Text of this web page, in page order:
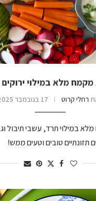
מלא במילוי ירוקים
רחלי קרוט 17 בנובמבר 2025
תזונתיים טובים וטעים ממש!